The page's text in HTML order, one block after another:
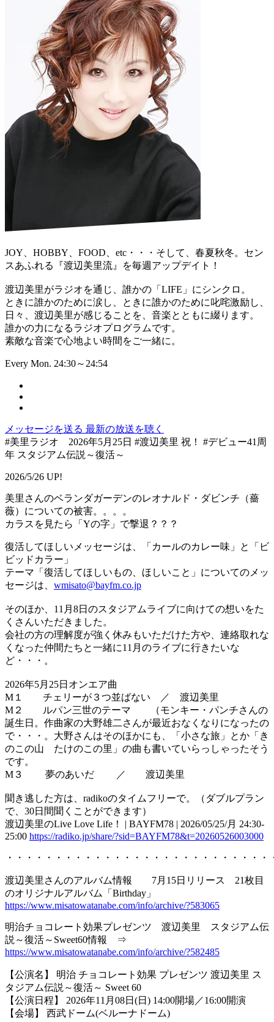
JOY、HOBBY、FOOD、etc・・・そして、春夏秋冬。セン
スあふれる『渡辺美里流』を毎週アップデイト！
渡辺美里がラジオを通じ、誰かの「LIFE」にシンクロ。
ときに誰かのために涙し、ときに誰かのために叱咤激励し、
日々、渡辺美里が感じることを、音楽とともに綴ります。
誰かの力になるラジオプログラムです。
素敵な音楽で心地よい時間をご一緒に。
Every Mon. 24:30～24:54
メッセージを送る 最新の放送を聴く
#美里ラジオ 2026年5月25日 #渡辺美里 祝！ #デビュー41周
年 スタジアム伝説～復活～
2026/5/26 UP!
美里さんのベランダガーデンのレオナルド・ダビンチ（薔
薇）についての被害。。。。
カラスを見たら「Yの字」で撃退？？？
復活してほしいメッセージは、「カールのカレー味」と「ビ
ビッドカラー」
テーマ「復活してほしいもの、ほしいこと」についてのメッ
セージは、 wmisato@bayfm.co.jp
そのほか、11月8日のスタジアムライブに向けての想いをた
くさんいただきました。
会社の方の理解度が強く休みもいただけた方や、連絡取れな
くなった仲間たちと一緒に11月のライブに行きたいな
ど・・・。
2026年5月25日オンエア曲
M１ チェリーが３つ並ばない ／ 渡辺美里
M２ ルパン三世のテーマ （モンキー・パンチさんの
誕生日。作曲家の大野雄二さんが最近おなくなりになったの
で・・・。大野さんはそのほかにも、「小さな旅」とか「き
のこの山 たけのこの里」の曲も書いていらっしゃったそう
です。
M３ 夢のあいだ ／ 渡辺美里
聞き逃した方は、radikoのタイムフリーで。（ダブルプラン
で、30日間聞くことができます）
渡辺美里のLive Love Life！ | BAYFM78 | 2026/05/25/月 24:30-
25:00 https://radiko.jp/share/?sid=BAYFM78&t=20260526003000
・・・・・・・・・・・・・・・・・・・・・・・・・・・
渡辺美里さんのアルバム情報 7月15日リリース 21枚目
のオリジナルアルバム「Birthday」
https://www.misatowatanabe.com/info/archive/?583065
明治チョコレート効果プレゼンツ 渡辺美里 スタジアム伝
説～復活～Sweet60情報 ⇒
https://www.misatowatanabe.com/info/archive/?582485
【公演名】 明治 チョコレート効果 プレゼンツ 渡辺美里 ス
タジアム伝説～復活～ Sweet 60
【公演日程】 2026年11月08日(日) 14:00開場／16:00開演
【会場】 西武ドーム(ベルーナドーム)